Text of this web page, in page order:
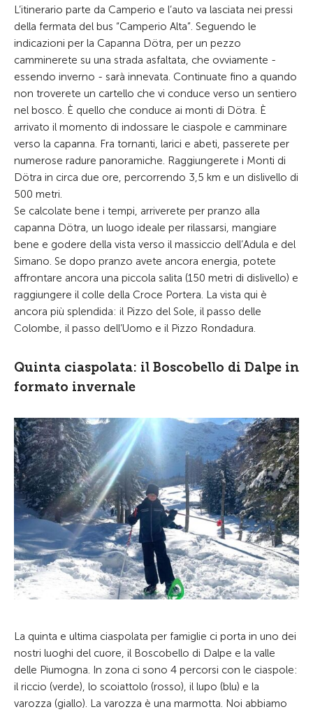
L’itinerario parte da Camperio e l’auto va lasciata nei pressi
della fermata del bus “Camperio Alta”. Seguendo le
indicazioni per la Capanna Dötra, per un pezzo
camminerete su una strada asfaltata, che ovviamente -
essendo inverno - sarà innevata. Continuate fino a quando
non troverete un cartello che vi conduce verso un sentiero
nel bosco. È quello che conduce ai monti di Dötra. È
arrivato il momento di indossare le ciaspole e camminare
verso la capanna. Fra tornanti, larici e abeti, passerete per
numerose radure panoramiche. Raggiungerete i Monti di
Dötra in circa due ore, percorrendo 3,5 km e un dislivello di
500 metri.
Se calcolate bene i tempi, arriverete per pranzo alla
capanna Dötra, un luogo ideale per rilassarsi, mangiare
bene e godere della vista verso il massiccio dell’Adula e del
Simano. Se dopo pranzo avete ancora energia, potete
affrontare ancora una piccola salita (150 metri di dislivello) e
raggiungere il colle della Croce Portera. La vista qui è
ancora più splendida: il Pizzo del Sole, il passo delle
Colombe, il passo dell’Uomo e il Pizzo Rondadura.
Quinta ciaspolata: il Boscobello di Dalpe in
formato invernale
La quinta e ultima ciaspolata per famiglie ci porta in uno dei
nostri luoghi del cuore, il Boscobello di Dalpe e la valle
delle Piumogna. In zona ci sono 4 percorsi con le ciaspole:
il riccio (verde), lo scoiattolo (rosso), il lupo (blu) e la
varozza (giallo). La varozza è una marmotta. Noi abbiamo